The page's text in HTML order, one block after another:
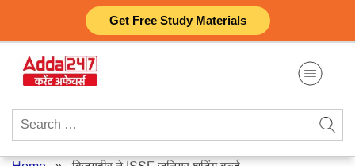
Get Free Study Materials
content
Search